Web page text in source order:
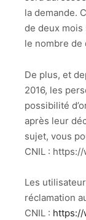
la demande.
de deux mois
le nombre de
De plus, et
2016, les
possibilité
après leur
sujet, vous
CNIL :
Les
réclamation
CNIL : https://